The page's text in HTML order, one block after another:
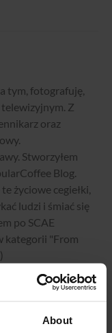
About
tym, fotografuję,
Z
oraz
Stworzyłem
Blog.
życiowe cegiełki,
ludzi i śmiać się
po SCAE
kategorii "From